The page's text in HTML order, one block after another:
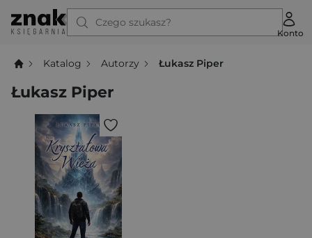
Czego szukasz?
Konto
Katalog Autorzy Łukasz Piper
Łukasz Piper